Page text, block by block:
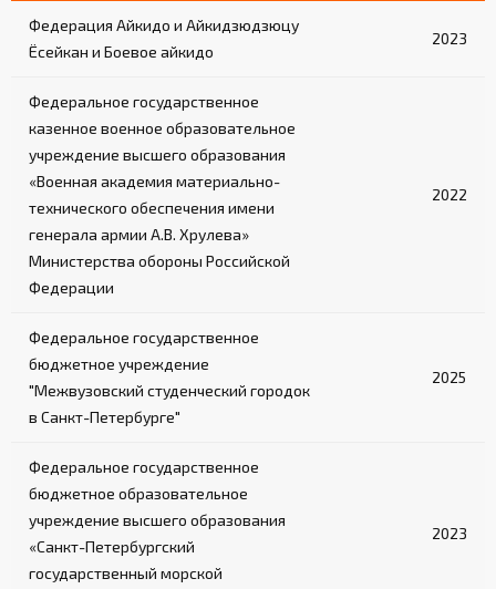
Федерация Айкидо и Айкидзюдзюцу
Ёсейкан и Боевое айкидо
2023
Федеральное государственное
казенное военное образовательное
учреждение высшего образования
«Военная академия материально-
технического обеспечения имени
генерала армии А.В. Хрулева»
Министерства обороны Российской
Федерации
2022
Федеральное государственное
бюджетное учреждение
"Межвузовский студенческий городок
в Санкт-Петербурге"
2025
Федеральное государственное
бюджетное образовательное
учреждение высшего образования
«Санкт-Петербургский
государственный морской
2023